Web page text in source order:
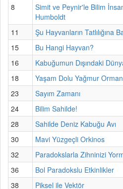
8
Simit ve Peynir'le Bilim
Humboldt
11
Şu Hayvanların Tatlılığına
15
Bu Hangi Hayvan?
16
Kabuğumun Dışındaki
18
Yaşam Dolu Yağmur
23
Sayım Zamanı
24
Bilim Sahilde!
28
Sahilde Deniz Kabuğu Avı
30
Mavi Yüzgeçli Orkinos
32
Paradokslarla Zihninizi
36
Bol Paradokslu Etkinlikler
38
Piksel ile Vektör